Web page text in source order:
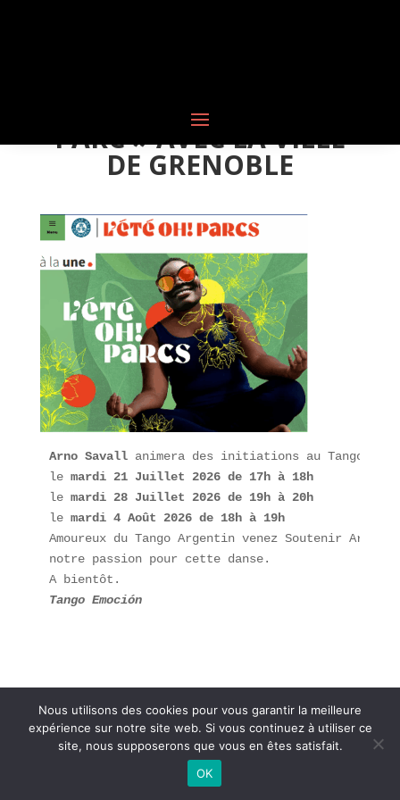
PRÉSENT À « L’ETÉ OH!
PARC » AVEC LA VILLE
DE GRENOBLE
Arno Savall animera des initiations au Tango
le mardi 21 Juillet 2026 de 17h à 18h
le mardi 28 Juillet 2026 de 19h à 20h
le mardi 4 Août 2026 de 18h à 19h
Amoureux du Tango Argentin venez Soutenir Arno et
notre passion pour cette danse.
Tango Emoción
Nous utilisons des cookies pour vous garantir la meilleure
expérience sur notre site web. Si vous continuez à utiliser ce
site, nous supposerons que vous en êtes satisfait.
OK